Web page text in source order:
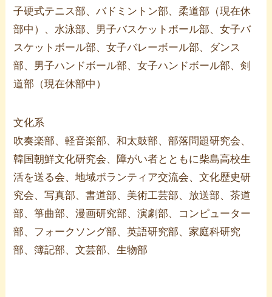
子硬式テニス部、バドミントン部、柔道部（現在休
部中）、水泳部、男子バスケットボール部、女子バ
スケットボール部、女子バレーボール部、ダンス
部、男子ハンドボール部、女子ハンドボール部、剣
道部（現在休部中）
文化系
吹奏楽部、軽音楽部、和太鼓部、部落問題研究会、
韓国朝鮮文化研究会、障がい者とともに柴島高校生
活を送る会、地域ボランティア交流会、文化歴史研
究会、写真部、書道部、美術工芸部、放送部、茶道
部、箏曲部、漫画研究部、演劇部、コンピューター
部、フォークソング部、英語研究部、家庭科研究
部、簿記部、文芸部、生物部